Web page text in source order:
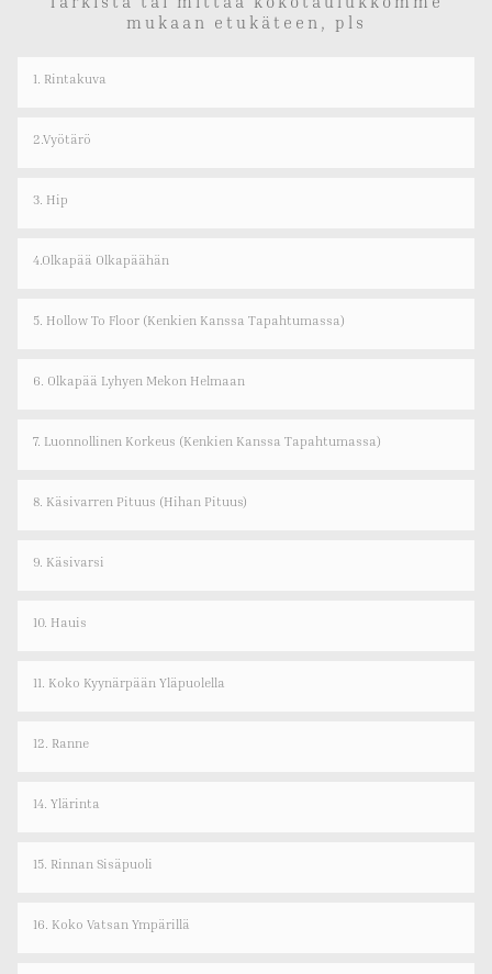
mukaan etukäteen, pls
1. Rintakuva
2.Vyötärö
3. Hip
4.olkapää Olkapäähän
5. Hollow To Floor (kenkien Kanssa Tapahtumassa)
6. Olkapää Lyhyen Mekon Helmaan
7. Luonnollinen Korkeus (kenkien Kanssa Tapahtumassa)
8. Käsivarren Pituus (hihan Pituus)
9. Käsivarsi
10. Hauis
11. Koko Kyynärpään Yläpuolella
12. Ranne
14. Ylärinta
15. Rinnan Sisäpuoli
16. Koko Vatsan Ympärillä